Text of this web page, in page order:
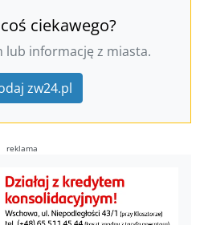
ciekawego?
lub informację z miasta.
zw24.pl
reklama